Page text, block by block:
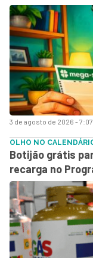
3 de agosto de 2026 - 7:07
OLHO NO
Botijão grátis
recarga no